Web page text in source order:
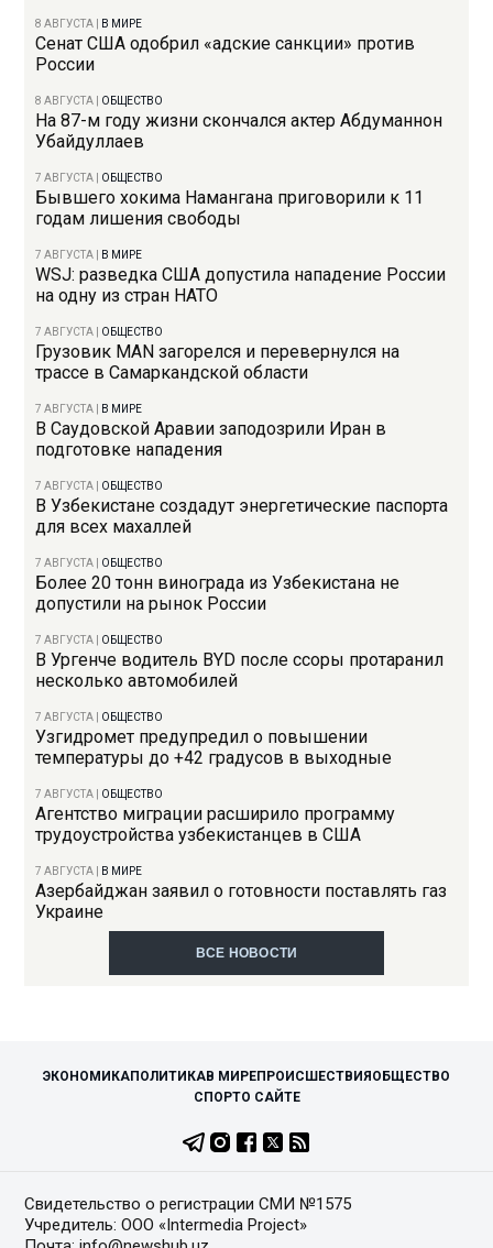
8 АВГУСТА В МИРЕ
Сенат США одобрил «адские санкции» против
России
8 АВГУСТА ОБЩЕСТВО
На 87-м году жизни скончался актер Абдуманнон
Убайдуллаев
7 АВГУСТА ОБЩЕСТВО
Бывшего хокима Намангана приговорили к 11
годам лишения свободы
7 АВГУСТА В МИРЕ
WSJ: разведка США допустила нападение России
на одну из стран НАТО
7 АВГУСТА ОБЩЕСТВО
Грузовик MAN загорелся и перевернулся на
трассе в Самаркандской области
7 АВГУСТА В МИРЕ
В Саудовской Аравии заподозрили Иран в
подготовке нападения
7 АВГУСТА ОБЩЕСТВО
В Узбекистане создадут энергетические паспорта
для всех махаллей
7 АВГУСТА ОБЩЕСТВО
Более 20 тонн винограда из Узбекистана не
допустили на рынок России
7 АВГУСТА ОБЩЕСТВО
В Ургенче водитель BYD после ссоры протаранил
несколько автомобилей
7 АВГУСТА ОБЩЕСТВО
Узгидромет предупредил о повышении
температуры до +42 градусов в выходные
7 АВГУСТА ОБЩЕСТВО
Агентство миграции расширило программу
трудоустройства узбекистанцев в США
7 АВГУСТА В МИРЕ
Азербайджан заявил о готовности поставлять газ
Украине
ВСЕ НОВОСТИ
ЭКОНОМИКАПОЛИТИКАВ МИРЕПРОИСШЕСТВИЯ ОБЩЕСТВО
СПОРТО САЙТЕ
Свидетельство о регистрации СМИ №1575
Учредитель: ООО «Intermedia Project»